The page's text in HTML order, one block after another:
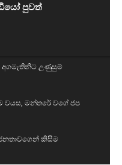
පුවත්
අගමැතිනිට උණුසුම්
වයස, මන්තරේ වගේ ජප
කිසිම